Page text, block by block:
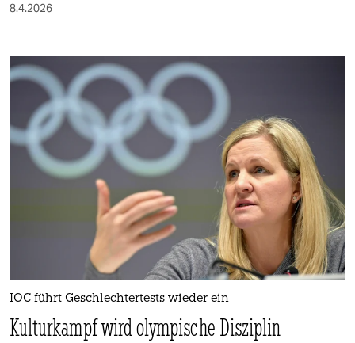
8.4.2026
IOC führt Geschlechtertests wieder ein
Kulturkampf wird olympische Disziplin